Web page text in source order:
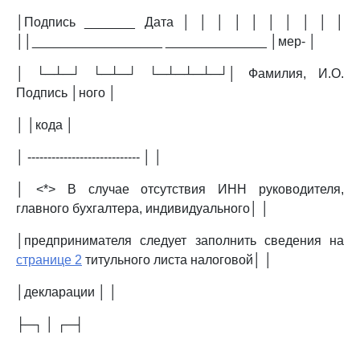
│Подпись _______ Дата │ │ │ │ │ │ │ │ │ │
││__________________ ______________ │мер- │
│ └─┴─┘ └─┴─┘ └─┴─┴─┴─┘│ Фамилия, И.О.
Подпись │ного │
│ │кода │
│ ---------------------------- │ │
│ <*> В случае отсутствия ИНН руководителя,
главного бухгалтера, индивидуального│ │
│предпринимателя следует заполнить сведения на
странице 2 титульного листа налоговой│ │
│декларации │ │
├─┐ │ ┌─┤